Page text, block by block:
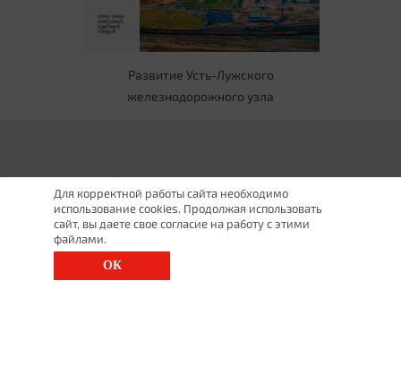
Развитие Усть-Лужского
железнодорожного узла
Для корректной работы сайта необходимо
использование cookies. Продолжая использовать
сайт, вы даете свое согласие на работу с этими
файлами.
ОК